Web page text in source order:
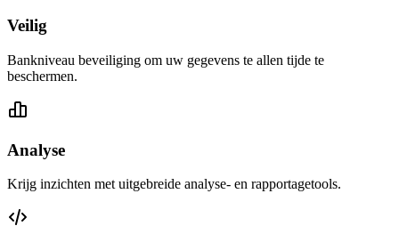
Veilig
Bankniveau beveiliging om uw gegevens te allen tijde te
beschermen.
Analyse
Krijg inzichten met uitgebreide analyse- en rapportagetools.